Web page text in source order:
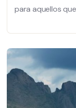
para aquellos